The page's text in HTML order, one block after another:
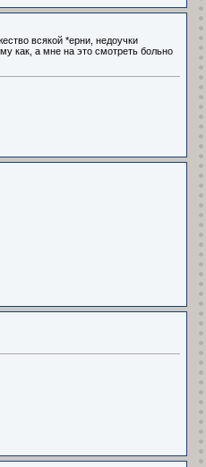
всякой *ерни, недоучки
как, а мне на это смотреть больно